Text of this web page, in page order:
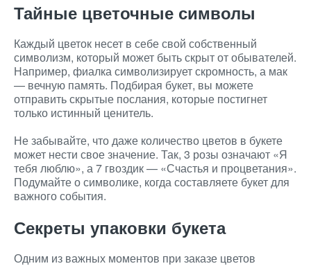
Тайные цветочные символы
Каждый цветок несет в себе свой собственный
символизм, который может быть скрыт от обывателей.
Например, фиалка символизирует скромность, а мак
— вечную память. Подбирая букет, вы можете
отправить скрытые послания, которые постигнет
только истинный ценитель.
Не забывайте, что даже количество цветов в букете
может нести свое значение. Так, 3 розы означают «Я
тебя люблю», а 7 гвоздик — «Счастья и процветания».
Подумайте о символике, когда составляете букет для
важного события.
Секреты упаковки букета
Одним из важных моментов при заказе цветов